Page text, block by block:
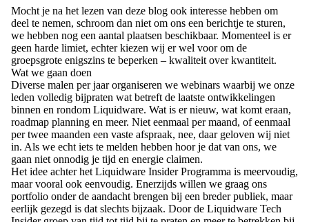
Mocht je na het lezen van deze blog ook interesse hebben om
deel te nemen, schroom dan niet om ons een berichtje te sturen,
we hebben nog een aantal plaatsen beschikbaar. Momenteel is er
geen harde limiet, echter kiezen wij er wel voor om de
groepsgrote enigszins te beperken – kwaliteit over kwantiteit.
Wat we gaan doen
Diverse malen per jaar organiseren we webinars waarbij we onze
leden volledig bijpraten wat betreft de laatste ontwikkelingen
binnen en rondom Liquidware. Wat is er nieuw, wat komt eraan,
roadmap planning en meer. Niet eenmaal per maand, of eenmaal
per twee maanden een vaste afspraak, nee, daar geloven wij niet
in. Als we echt iets te melden hebben hoor je dat van ons, we
gaan niet onnodig je tijd en energie claimen.
Het idee achter het Liquidware Insider Programma is meervoudig,
maar vooral ook eenvoudig. Enerzijds willen we graag ons
portfolio onder de aandacht brengen bij een breder publiek, maar
eerlijk gezegd is dat slechts bijzaak. Door de Liquidware Tech